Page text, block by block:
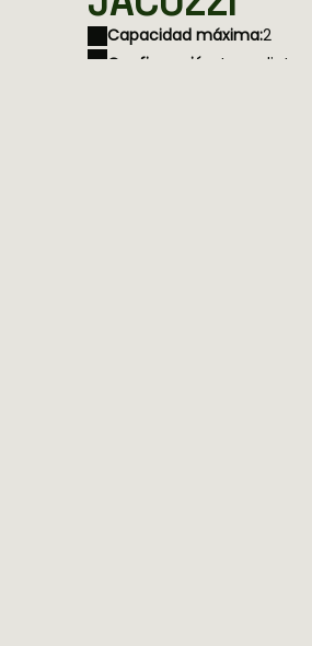
Capacidad máxima:2